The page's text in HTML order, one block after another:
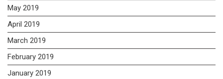
May 2019
April 2019
March 2019
February 2019
January 2019